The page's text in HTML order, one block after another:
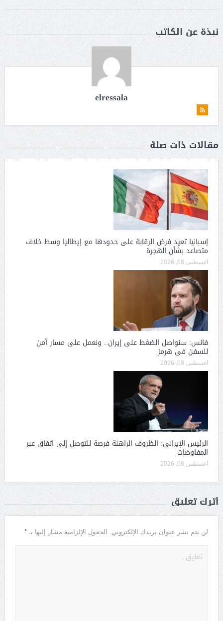
نبذة عن الكاتب
elressala
مقالات ذات صلة
إسبانيا تعيد فرض الرقابة على حدودها مع إيطاليا وسط خلاف
متصاعد بشأن الهجرة
أغسطس 08, 2026
فانس: سنواصل الضغط على إيران.. ونعمل على مسار آمن
للسفن فى هرمز
أغسطس 08, 2026
الرئيس الإيرانى: الظروف الراهنة فرصة للتوصل إلى اتفاق عبر
المفاوضات
أغسطس 08, 2026
أترك تعليق
لن يتم نشر عنوان بريدك الإلكتروني. الحقول الإلزامية مشار إليها بـ *